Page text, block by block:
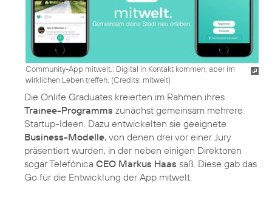
Community-App mitwelt.: Digital in Kontakt kommen, aber im
wirklichen Leben treffen. (Credits: mitwelt)
Die Onlife Graduates kreierten im Rahmen ihres
Trainee-Programms zunächst gemeinsam mehrere
Startup-Ideen. Dazu entwickelten sie geeignete
Business-Modelle, von denen drei vor einer Jury
präsentiert wurden, in der neben einigen Direktoren
sogar Telefónica CEO Markus Haas saß. Diese gab das
Go für die Entwicklung der App mitwelt.